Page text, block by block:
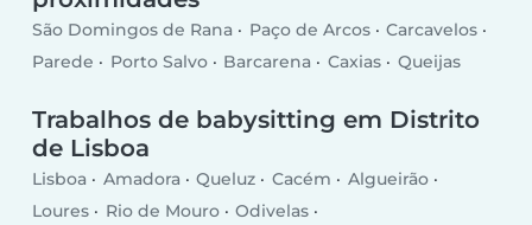
São Domingos de Rana Paço de Arcos
Carcavelos
Parede
Porto Salvo Barcarena Caxias Queijas
Trabalhos de babysitting em Distrito
de Lisboa
Lisboa Amadora Queluz Cacém
Algueirão
Loures
Rio de Mouro
Odivelas